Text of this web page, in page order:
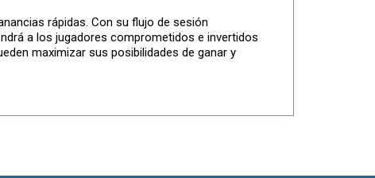
rápidas. Con su flujo de sesión
a los jugadores comprometidos e invertidos
maximizar sus posibilidades de ganar y